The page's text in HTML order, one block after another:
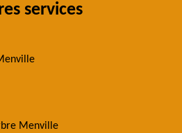
services
Menville